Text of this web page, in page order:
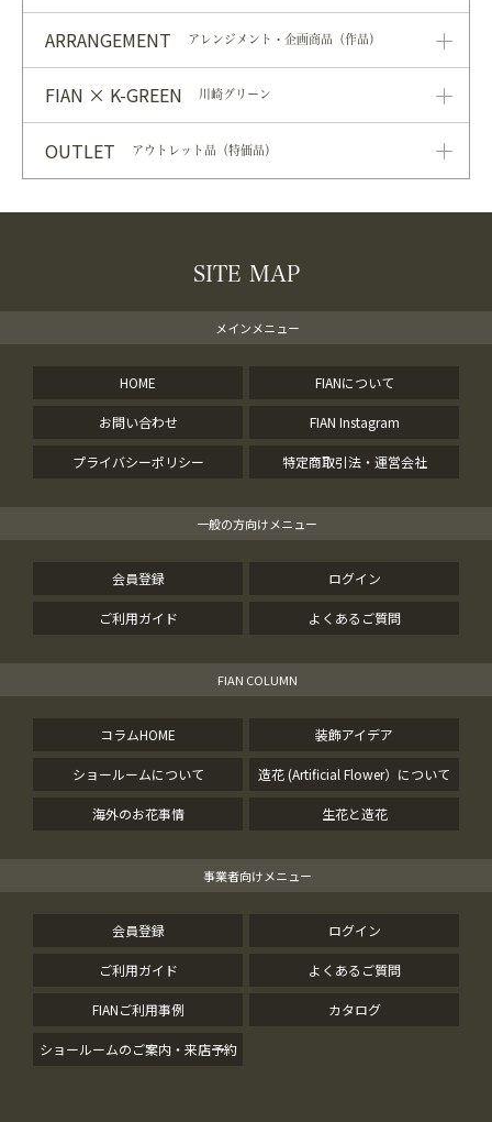
ARRANGEMENT アレンジメント・企画商品（作品）
FIAN × K-GREEN 川崎グリーン
OUTLET アウトレット品（特価品）
SITE MAP
メインメニュー
HOME FIANについて
お問い合わせ FIAN Instagram
プライバシーポリシー 特定商取引法・運営会社
一般の方向けメニュー
会員登録 ログイン
ご利用ガイド よくあるご質問
FIAN COLUMN
コラムHOME 装飾アイデア
ショールームについて 造花 (Artificial Flower）について
海外のお花事情 生花と造花
事業者向けメニュー
会員登録 ログイン
ご利用ガイド よくあるご質問
FIANご利用事例 カタログ
ショールームのご案内・来店予約